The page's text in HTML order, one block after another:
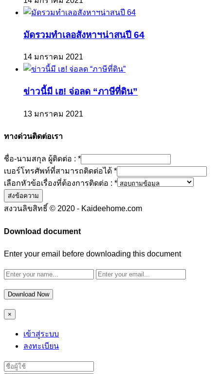
มัดรวมทำเลอสังหาฯน่าสนปี 64
14 มกราคม 2021
ข่าวนี้มี เฮ! จ่อลด “ภาษีที่ดิน”
13 มกราคม 2021
ทางด่วนติดต่อเรา
ชื่อ-นามสกุล ผู้ติดต่อ : *
เบอร์โทรศัพท์ที่สามารถติดต่อได้ *
เลือกหัวข้อเรื่องที่ต้องการติดต่อ : *
ส่งข้อความ
สงวนลิขสิทธิ์ © 2020 - Kaideehome.com
Download document
Enter your email before downloading this document
Download Now
×
เข้าสู่ระบบ
ลงทะเบียน